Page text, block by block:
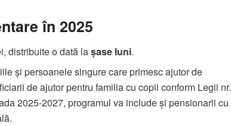
în 2025
distribuite o dată lașase luni.
și persoanele singure care primesc ajutor de
de ajutor pentru familia cu copii conform Legii nr.
2025-2027, programul va include și pensionarii cu